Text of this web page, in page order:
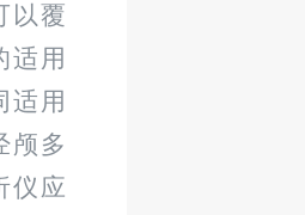
以覆
适用
适用
颅多
仪应